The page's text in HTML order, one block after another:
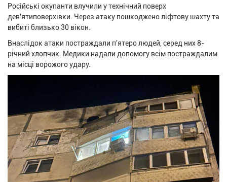
Російські окупанти влучили у технічний поверх
дев'ятиповерхівки. Через атаку пошкоджено ліфтову шахту та
вибиті близько 30 вікон.
Внаслідок атаки постраждали п'ятеро людей, серед них 8-
річний хлопчик. Медики надали допомогу всім постраждалим
на місці ворожого удару.